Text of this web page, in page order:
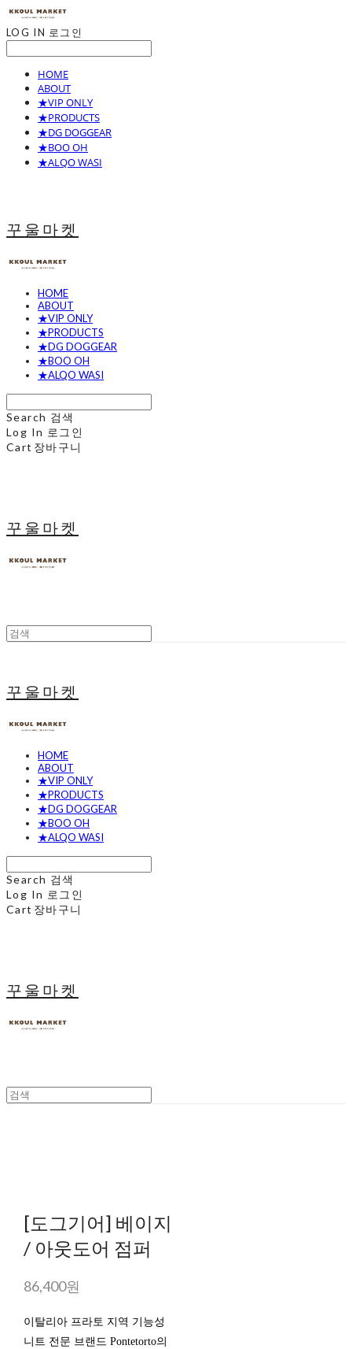
LOG IN 로그인
HOME
ABOUT
★VIP ONLY
★PRODUCTS
★DG DOGGEAR
★BOO OH
★ALQO WASI
꾸울마켓
HOME
ABOUT
★VIP ONLY
★PRODUCTS
★DG DOGGEAR
★BOO OH
★ALQO WASI
Search 검색
Log In 로그인
Cart 장바구니
꾸울마켓
꾸울마켓
HOME
ABOUT
★VIP ONLY
★PRODUCTS
★DG DOGGEAR
★BOO OH
★ALQO WASI
Search 검색
Log In 로그인
Cart 장바구니
꾸울마켓
[도그기어] 베이지
/ 아웃도어 점퍼
86,400원
이탈리아 프라토 지역 기능성
니트 전문 브랜드 Pontetorto의